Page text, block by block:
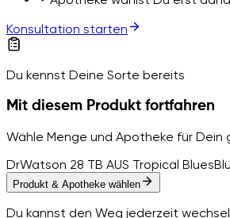
Konsultation starten
Du kennst Deine Sorte bereits
Mit diesem Produkt fortfahren
Wähle Menge und Apotheke für Dein
DrWatson 28 TB AUS Tropical Blues
Produkt & Apotheke wählen
Du kannst den Weg jederzeit